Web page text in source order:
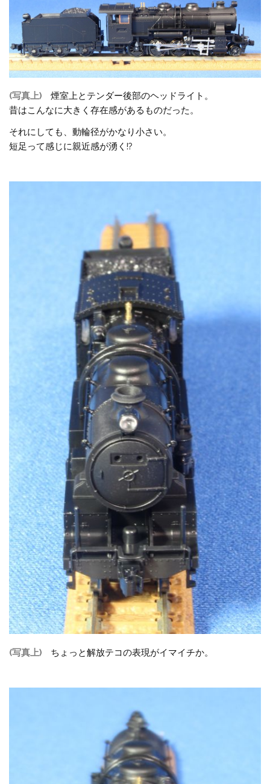
(写真上)
煙室上とテンダー後部のヘッドライト。
昔はこんなに大きく存在感があるものだった。
それにしても、動輪径がかなり小さい。
短足って感じに親近感が湧く!?
(写真上) ちょっと解放テコの表現がイマイチか。